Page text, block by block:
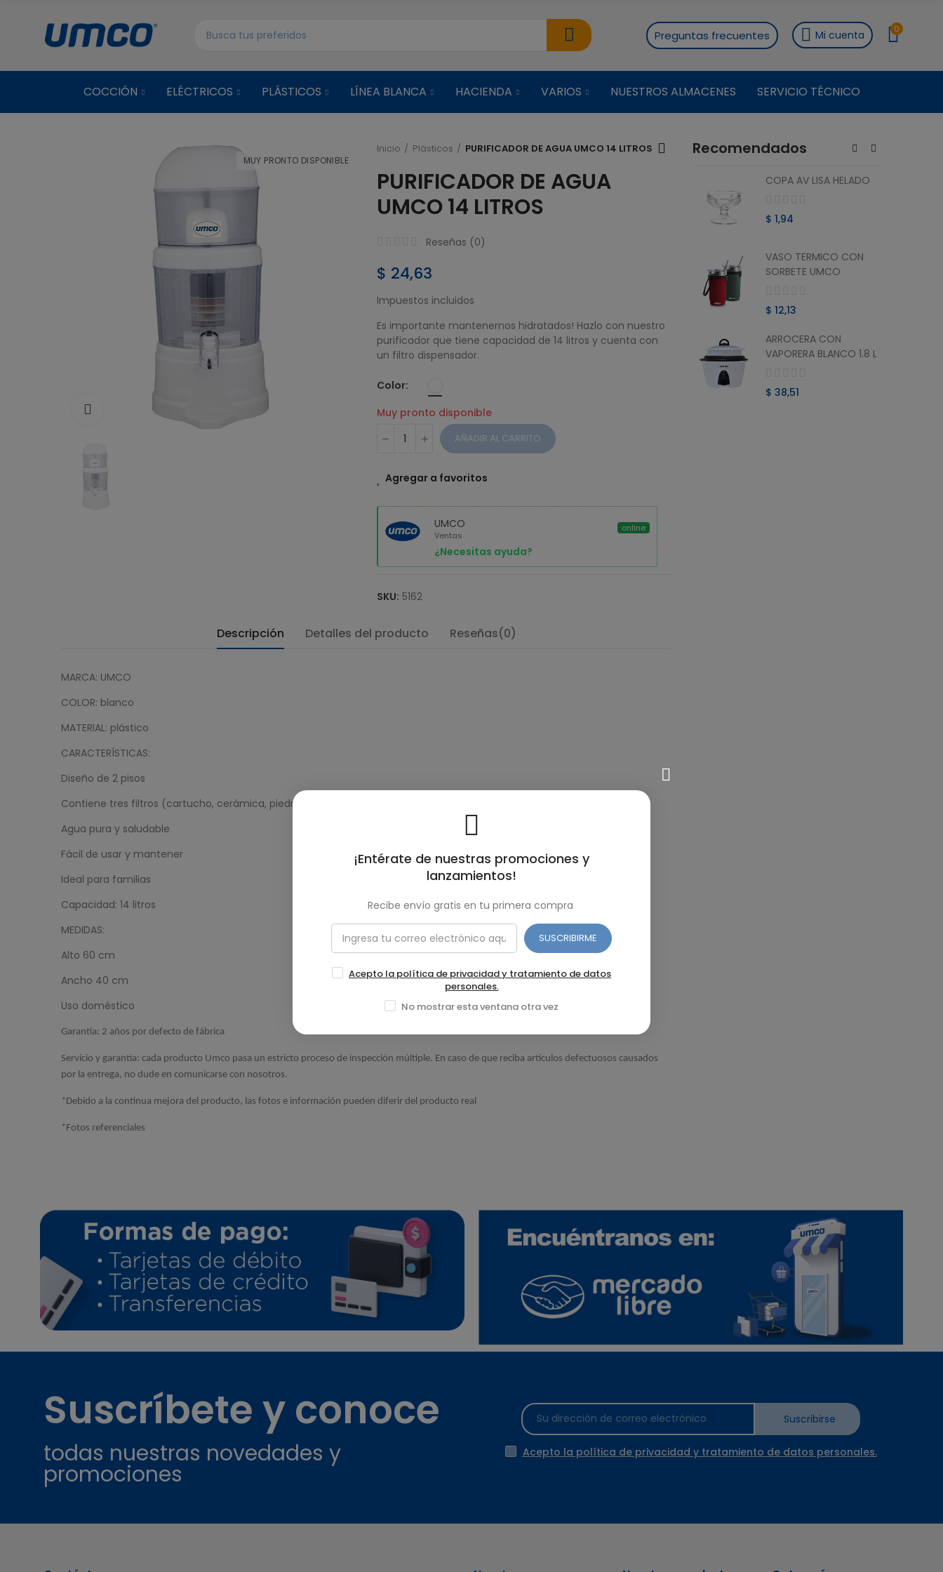
Preguntas frecuentes Mi cuenta 0
COCCIÓN ELÉCTRICOS PLÁSTICOS LÍNEA BLANCA HACIENDA VARIOS NUESTROS ALMACENES SERVICIO TÉCNICO
MUY PRONTO DISPONIBLE
Click to enlarge
Inicio Plásticos PURIFICADOR DE AGUA UMCO 14 LITROS
PURIFICADOR DE AGUA
UMCO 14 LITROS
Reseñas (0)
$ 24,63
Impuestos incluidos
Es importante mantenernos hidratados! Hazlo con nuestro
purificador que tiene capacidad de 14 litros y cuenta con
un filtro dispensador.
Color
Muy pronto disponible
AÑADIR AL CARRITO
Agregar a favoritos
UMCO
Ventas
¿Necesitas ayuda?
online
SKU: 5162
Descripción Detalles del producto Reseñas(0)
MARCA: UMCO
COLOR: blanco
MATERIAL: plástico
CARACTERÍSTICAS:
Diseño de 2 pisos
Contiene tres filtros (cartucho, cerámica, piedras minerales)
Agua pura y saludable
Fácil de usar y mantener
Ideal para familias
Capacidad: 14 litros
MEDIDAS:
Alto 60 cm
Ancho 40 cm
Uso doméstico
Garantía: 2 años por defecto de fábrica
Servicio y garantía: cada producto Umco pasa un estricto proceso de inspección múltiple. En caso de que reciba artículos defectuosos causados
por la entrega, no dude en comunicarse con nosotros.
*Debido a la continua mejora del producto, las fotos e información pueden diferir del producto real
*Fotos referenciales
Recomendados
ARROCERA CON
CAFETERA DIGITAL
COPA AV LISA HELADO
$ 1,94
VASO TERMICO CON
SORBETE UMCO
$ 12,13
ARROCERA CON
VAPORERA BLANCO 1.8 L
$ 38,51
Suscríbete y conoce
todas nuestras novedades y
promociones
Suscribirse
Acepto la política de privacidad y tratamiento de datos personales.
¡Entérate de nuestras promociones y
lanzamientos!
Recibe envío gratis en tu primera compra
SUSCRIBIRME
Acepto la política de privacidad y tratamiento de datos
personales.
No mostrar esta ventana otra vez